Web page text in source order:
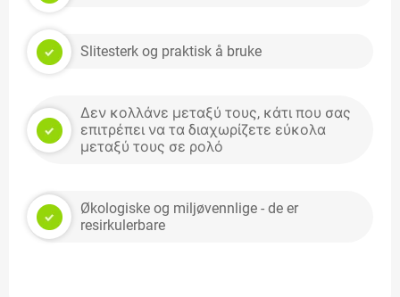
Slitesterk og praktisk å bruke
Δεν κολλάνε μεταξύ τους, κάτι που σας
επιτρέπει να τα διαχωρίζετε εύκολα
μεταξύ τους σε ρολό
Økologiske og miljøvennlige - de er
resirkulerbare